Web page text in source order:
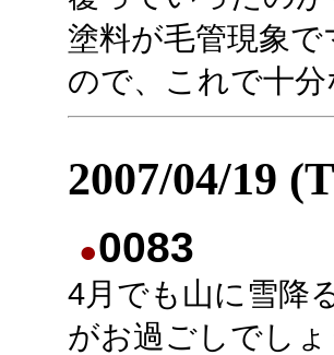
塗料が毛管現象
ので、これで十分
2007/04/19
●0083
4月でも山に雪降
がお過ごしでしょ